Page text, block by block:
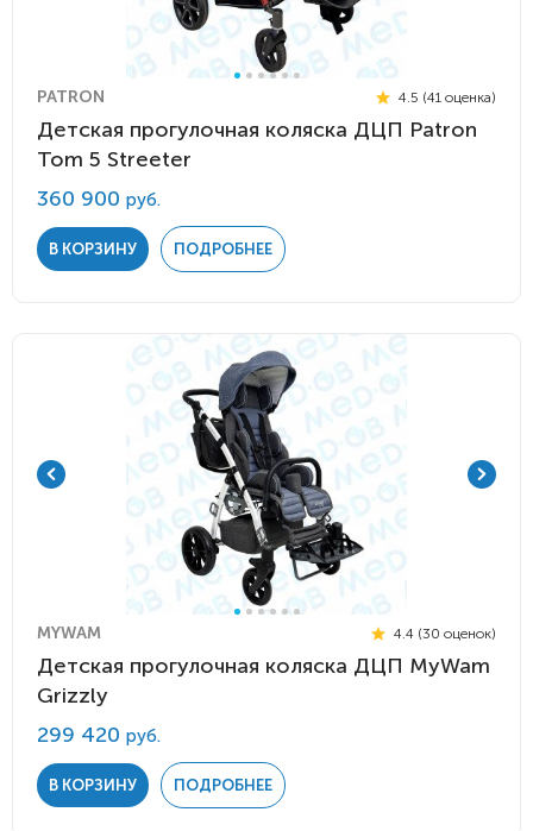
PATRON 4.5 (41 оценка)
Детская прогулочная коляска ДЦП Patron
Tom 5 Streeter
360 900 руб.
В КОРЗИНУ ПОДРОБНЕЕ
MYWAM 4.4 (30 оценок)
Детская прогулочная коляска ДЦП MyWam
Grizzly
299 420 руб.
В КОРЗИНУ ПОДРОБНЕЕ